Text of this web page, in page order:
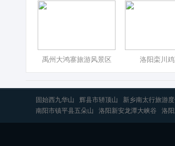
禹州大鸿寨旅游风景区 洛阳栾川
固始西九华山 辉县市轿顶山 新乡南太行旅游
南阳市镇平县五朵山
洛阳新安龙潭大峡谷 洛